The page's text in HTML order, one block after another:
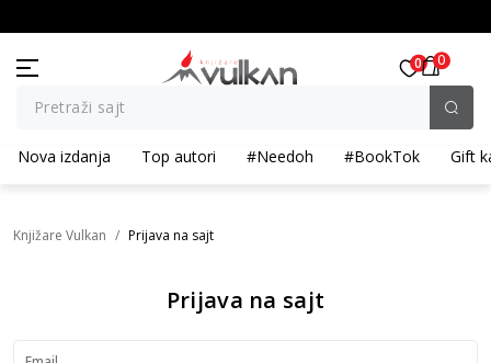
Pretraži sajt
0 0
Nova izdanja Top autori #Needoh #BookTok Gift
Knjižare Vulkan Prijava na sajt
Prijava na sajt